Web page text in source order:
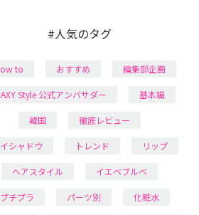
#人気のタグ
to おすすめ 編集部企画
Style 公式アンバサダー 基本編
韓国 徹底レビュー
シャドウ トレンド リップ
ヘアスタイル イエベブルベ
プチプラ パーツ別 化粧水